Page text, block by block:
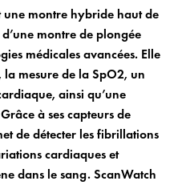
une montre hybride haut de
montre de plongée
médicales avancées. Elle
mesure de la SpO2, un
ainsi qu’une
à ses capteurs de
de détecter les fibrillations
cardiaques et
dans le sang. ScanWatch
×
×
Créer une liste de souhaits
×
des produits dans votre liste
Login